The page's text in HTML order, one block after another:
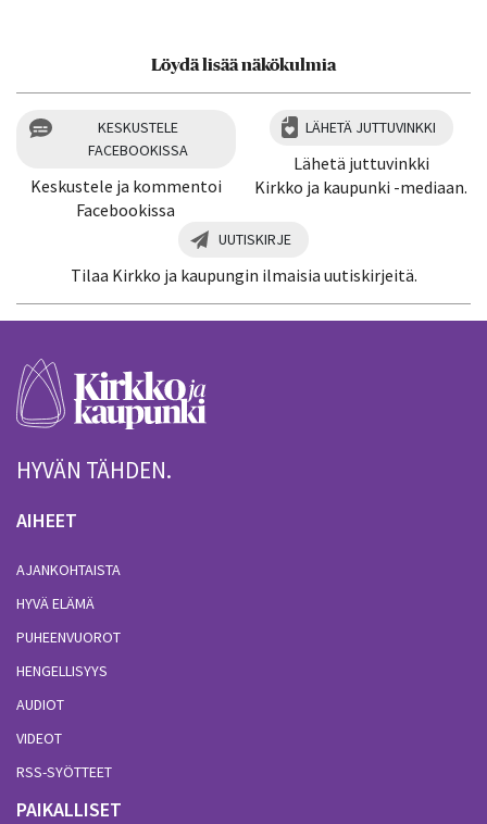
Löydä lisää näkökulmia
KESKUSTELE
FACEBOOKISSA
Keskustele ja kommentoi
Facebookissa
LÄHETÄ JUTTUVINKKI
Lähetä juttuvinkki
Kirkko ja kaupunki -mediaan.
UUTISKIRJE
Tilaa Kirkko ja kaupungin ilmaisia uutiskirjeitä.
HYVÄN TÄHDEN.
AIHEET
AJANKOHTAISTA
HYVÄ ELÄMÄ
PUHEENVUOROT
HENGELLISYYS
AUDIOT
VIDEOT
RSS-SYÖTTEET
PAIKALLISET